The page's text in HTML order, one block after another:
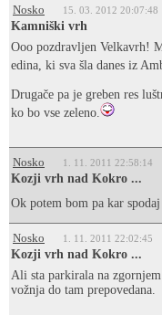
Nosko 15. 03. 2012 20:07:48
Kamniški vrh
Ooo pozdravljen Velkavrh!
edina, ki sva šla danes iz
Drugače pa je greben res
ko bo vse zeleno.
Nosko 1. 11. 2011 22:58:14
Kozji vrh nad Kokro ...
Ok potem bom pa kar
Nosko 1. 11. 2011 22:02:45
Kozji vrh nad Kokro ...
Ali sta parkirala na
vožnja do tam prepovedana.